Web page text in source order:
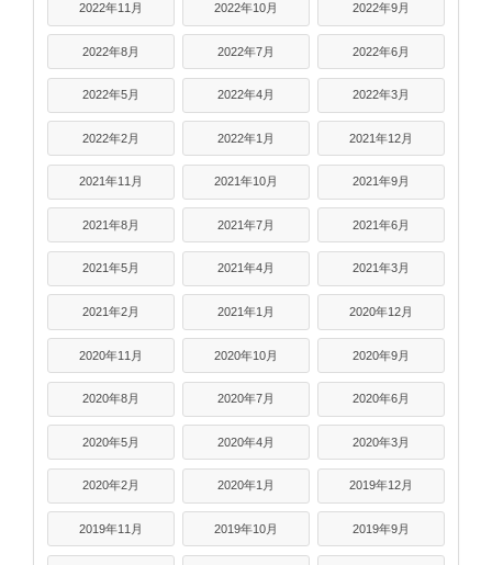
2022年11月 2022年10月 2022年9月
2022年8月 2022年7月 2022年6月
2022年5月 2022年4月 2022年3月
2022年2月 2022年1月 2021年12月
2021年11月 2021年10月 2021年9月
2021年8月 2021年7月 2021年6月
2021年5月 2021年4月 2021年3月
2021年2月 2021年1月 2020年12月
2020年11月 2020年10月 2020年9月
2020年8月 2020年7月 2020年6月
2020年5月 2020年4月 2020年3月
2020年2月 2020年1月 2019年12月
2019年11月 2019年10月 2019年9月